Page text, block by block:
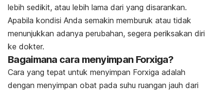
lebih sedikit, atau lebih lama dari yang disarankan.
Apabila kondisi Anda semakin memburuk atau tidak
menunjukkan adanya perubahan, segera periksakan diri
ke dokter.
Bagaimana cara menyimpan Forxiga?
Cara yang tepat untuk menyimpan Forxiga adalah
dengan menyimpan obat pada suhu ruangan jauh dari